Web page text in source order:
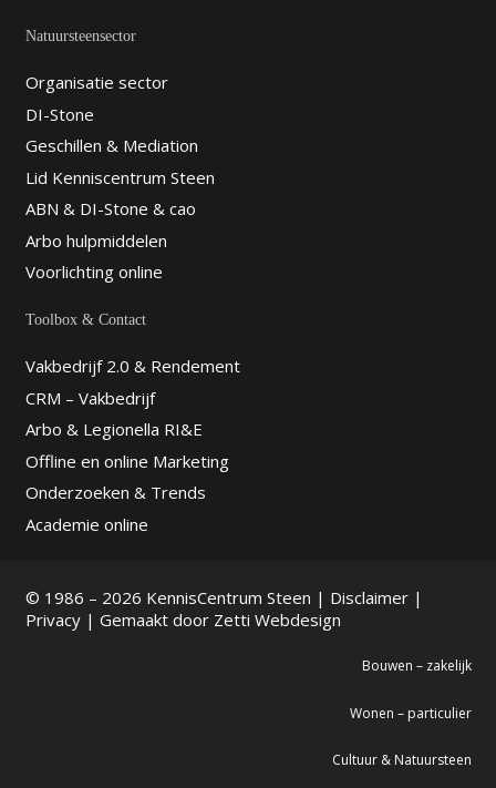
Natuursteensector
Organisatie sector
DI-Stone
Geschillen & Mediation
Lid Kenniscentrum Steen
ABN & DI-Stone & cao
Arbo hulpmiddelen
Voorlichting online
Toolbox & Contact
Vakbedrijf 2.0 & Rendement
CRM – Vakbedrijf
Arbo & Legionella RI&E
Offline en online Marketing
Onderzoeken & Trends
Academie online
© 1986 – 2026 KennisCentrum Steen | Disclaimer|
Privacy| Gemaakt door Zetti Webdesign
Bouwen – zakelijk
Wonen – particulier
Cultuur & Natuursteen